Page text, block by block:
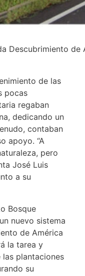
Descubrimiento de
de las
pocas
regaban
dedicando un
contaban
apoyo. “A
pero
José Luis
a su
Bosque
nuevo sistema
de América
la tarea y
plantaciones
su